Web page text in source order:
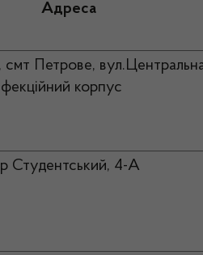
Адреса
смт Петрове,
корпус
Студентський, 4-А